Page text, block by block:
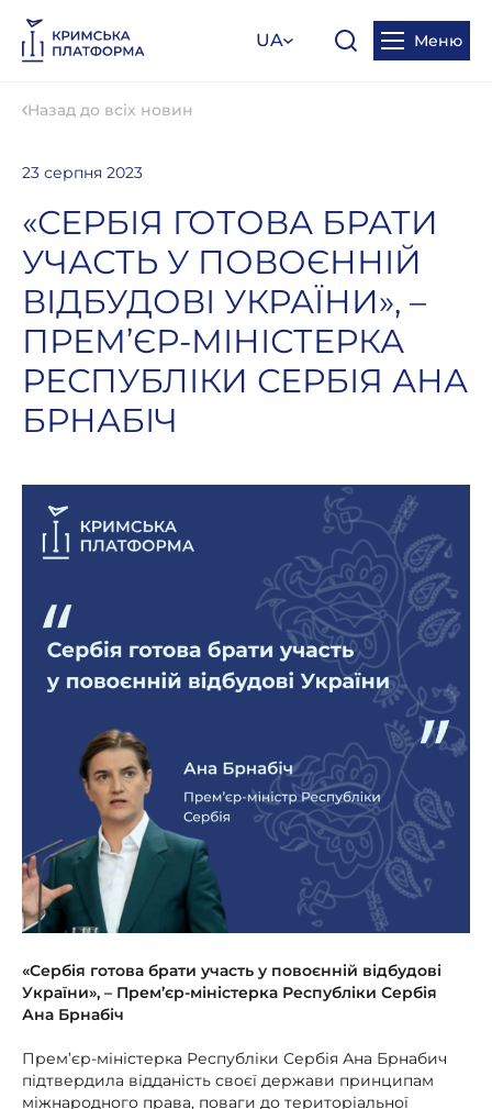
UA Меню
Назад до всіх новин
23 серпня 2023
«СЕРБІЯ ГОТОВА БРАТИ
УЧАСТЬ У ПОВОЄННІЙ
ВІДБУДОВІ УКРАЇНИ», –
ПРЕМ’ЄР-МІНІСТЕРКА
РЕСПУБЛІКИ СЕРБІЯ АНА
БРНАБІЧ
«Сербія готова брати участь у повоєнній відбудові
України», – Прем’єр-міністерка Республіки Сербія
Ана Брнабіч
Прем’єр-міністерка Республіки Сербія Ана Брнабич
підтвердила відданість своєї держави принципам
міжнародного права, поваги до територіальної